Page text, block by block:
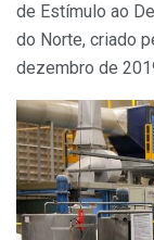
de Estímulo ao
do Norte, criado
dezembro de